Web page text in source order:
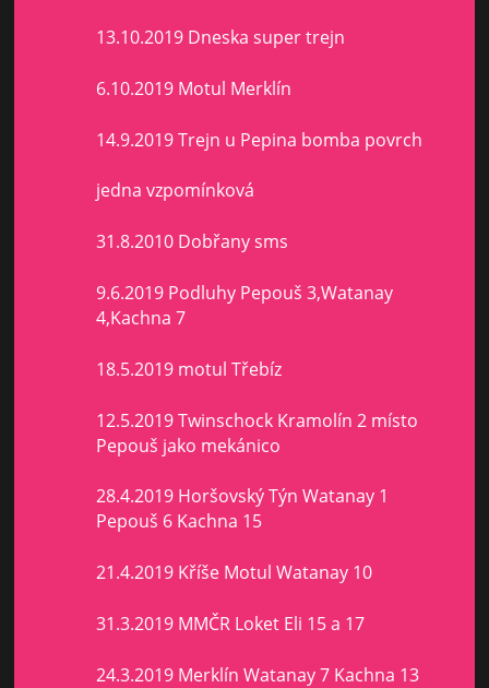
13.10.2019 Dneska super trejn
6.10.2019 Motul Merklín
14.9.2019 Trejn u Pepina bomba povrch
jedna vzpomínková
31.8.2010 Dobřany sms
9.6.2019 Podluhy Pepouš 3,Watanay
4,Kachna 7
18.5.2019 motul Třebíz
12.5.2019 Twinschock Kramolín 2 místo
Pepouš jako mekánico
28.4.2019 Horšovský Týn Watanay 1
Pepouš 6 Kachna 15
21.4.2019 Kříše Motul Watanay 10
31.3.2019 MMČR Loket Eli 15 a 17
24.3.2019 Merklín Watanay 7 Kachna 13